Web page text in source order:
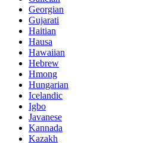
Georgian
Gujarati
Haitian
Hausa
Hawaiian
Hebrew
Hmong
Hungarian
Icelandic
Igbo
Javanese
Kannada
Kazakh